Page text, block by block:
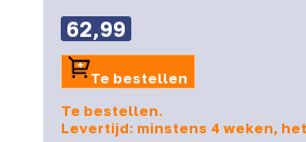
62,99
Te bestellen
Te bestellen.
Levertijd: minstens 4 weken,